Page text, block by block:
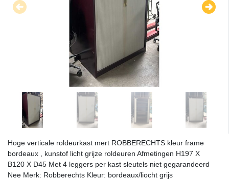
Hoge verticale roldeurkast mert ROBBERECHTS kleur frame
bordeaux , kunstof licht grijze roldeuren Afmetingen H197 X
B120 X D45 Met 4 leggers per kast sleutels niet gegarandeerd
Nee Merk: Robberechts Kleur: bordeaux/liocht grijs